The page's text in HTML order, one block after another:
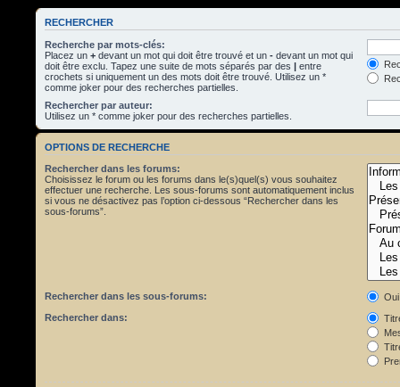
RECHERCHER
Recherche par mots-clés:
Placez un + devant un mot qui doit être trouvé et un - devant un mot qui
doit être exclu. Tapez une suite de mots séparés par des | entre
crochets si uniquement un des mots doit être trouvé. Utilisez un *
comme joker pour des recherches partielles.
Rechercher par auteur:
Utilisez un * comme joker pour des recherches partielles.
OPTIONS DE RECHERCHE
Rechercher dans les forums:
Choisissez le forum ou les forums dans le(s)quel(s) vous souhaitez
effectuer une recherche. Les sous-forums sont automatiquement inclus
si vous ne désactivez pas l’option ci-dessous “Rechercher dans les
sous-forums”.
Rechercher dans les sous-forums:
Oui
Rechercher dans: